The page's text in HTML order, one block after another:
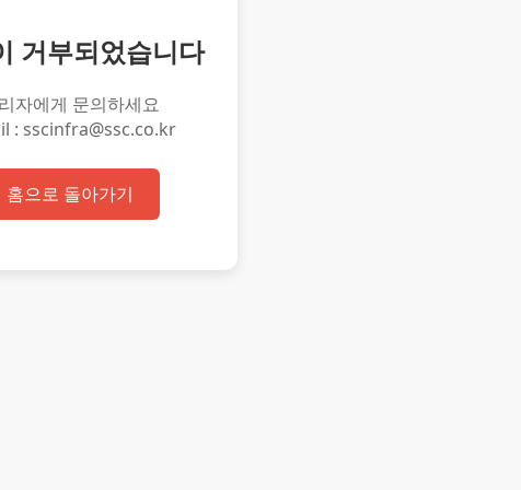
거부되었습니다
자에게 문의하세요
: sscinfra@ssc.co.kr
홈으로 돌아가기